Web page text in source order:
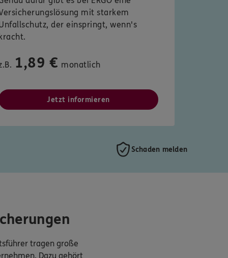
mit starkem
der einspringt, wenn's
kracht.
1,89 € monatlich
Jetzt informieren
Schaden melden
tragen große
Dazu gehört